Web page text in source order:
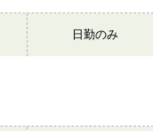
日勤のみ